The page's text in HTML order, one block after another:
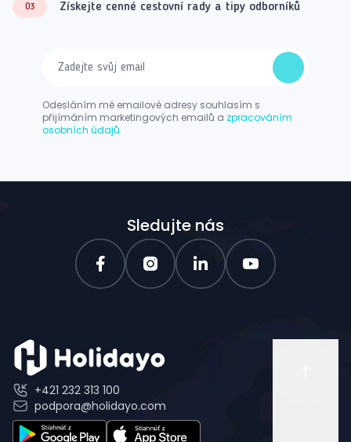
03 Získejte cenné cestovní rady a tipy odborníků
Odesláním mé emailové adresy souhlasím s
přijímáním marketingových emailů a zpracováním
osobních údajů.
Sledujte nás
+421 232 313 100
podpora@holidayo.com